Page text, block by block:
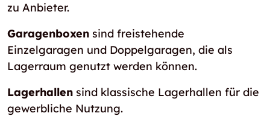
zu Anbieter.
Garagenboxen sind freistehende
Einzelgaragen und Doppelgaragen, die als
Lagerraum genutzt werden können.
Lagerhallen sind klassische Lagerhallen für die
gewerbliche Nutzung.